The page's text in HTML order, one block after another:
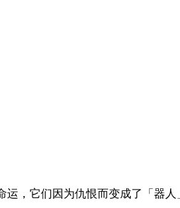
运，它们因为仇恨而变成了「